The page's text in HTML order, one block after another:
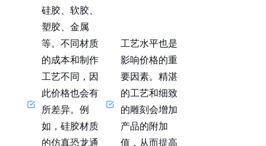
硅胶、软胶、
塑胶、金属
等。不同材质
的成本和制作
工艺不同，因
此价格也会有
所差异。例
如，硅胶材质
的仿真恐龙通
工艺水平也是
影响价格的重
要因素。精湛
的工艺和细致
的雕刻会增加
产品的附加
值，从而提高